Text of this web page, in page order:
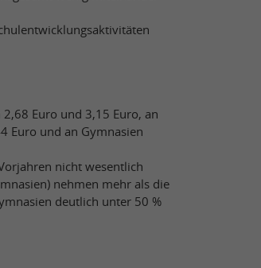
Euro und 3,15 Euro, an
Euro und an Gymnasien
nicht wesentlich
nehmen mehr als die
deutlich unter 50 %